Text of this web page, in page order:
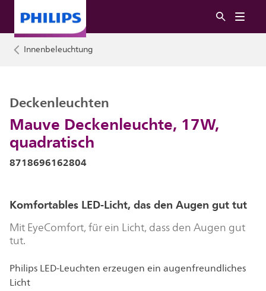
Innenbeleuchtung
Mauve Deckenleuchte, 17W,
quadratisch
Deckenleuchten
8718696162804
Komfortables LED-Licht, das den Augen gut tut
Mit EyeComfort, für ein Licht, dass den Augen gut
tut.
Philips LED-Leuchten erzeugen ein augenfreundliches
Licht